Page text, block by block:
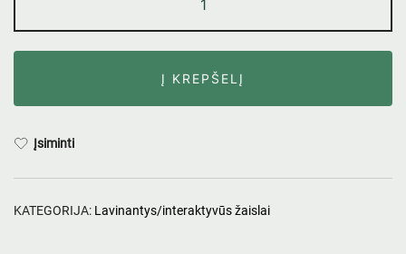
Į KREPŠELĮ
Įsiminti
KATEGORIJA: Lavinantys/interaktyvūs žaislai